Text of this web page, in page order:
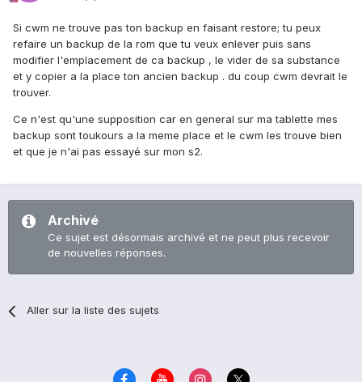
Si cwm ne trouve pas ton backup en faisant restore; tu peux
refaire un backup de la rom que tu veux enlever puis sans
modifier l'emplacement de ca backup , le vider de sa substance
et y copier a la place ton ancien backup . du coup cwm devrait le
trouver.
Ce n'est qu'une supposition car en general sur ma tablette mes
backup sont toukours a la meme place et le cwm les trouve bien
et que je n'ai pas essayé sur mon s2.
Archivé
Ce sujet est désormais archivé et ne peut plus recevoir
de nouvelles réponses.
Aller sur la liste des sujets